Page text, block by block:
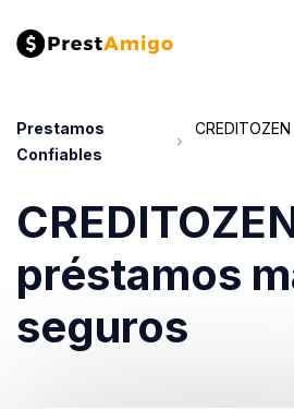
Prestamos
Confiables
préstamos
seguros